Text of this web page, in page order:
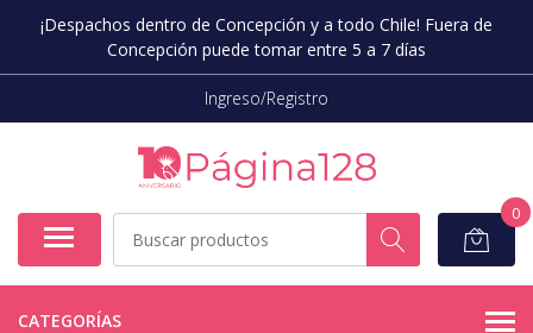
¡Despachos dentro de Concepción y a todo Chile! Fuera de
Concepción puede tomar entre 5 a 7 días
Ingreso/Registro
0
CATEGORÍAS